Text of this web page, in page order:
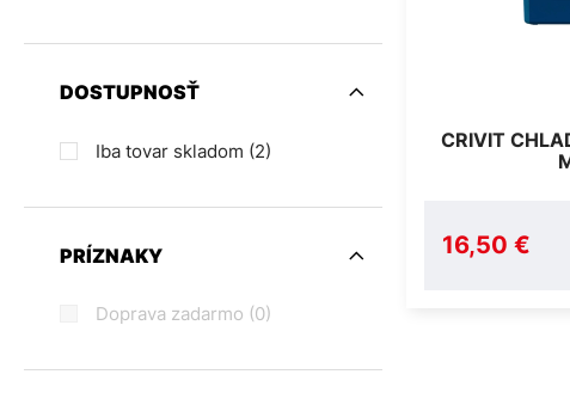
CRIVIT
16,50 €
DOSTUPNOSŤ
Iba tovar skladom (2)
PRÍZNAKY
Doprava zadarmo (0)